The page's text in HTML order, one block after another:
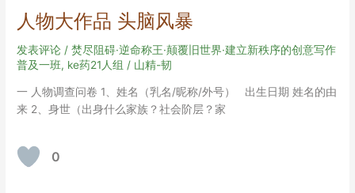
海
人物大作品 头脑风暴
发表评论 /焚尽阻碍·逆命称王·颠覆旧世界·建立新秩序的创意写作
普及一班, ke药21人组 / 山精-韧
一 人物调查问卷 1、姓名（乳名/昵称/外号） 出生日期 姓名的由
来 2、身世（出身什么家族？社会阶层？家
0